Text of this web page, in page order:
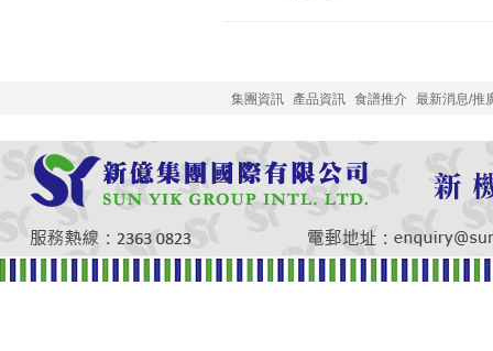
集團資訊 產品資訊 食譜推介 最新消息/推